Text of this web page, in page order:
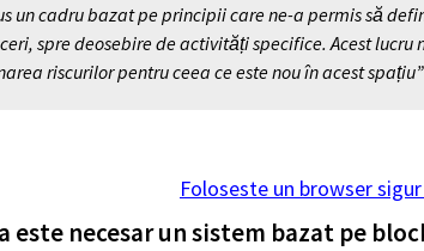
un cadru bazat pe principii care ne-a permis să
spre deosebire de activități specifice. Acest
riscurilor pentru ceea ce este nou în acest spațiu”
Foloseste un browser
este necesar un sistem bazat pe